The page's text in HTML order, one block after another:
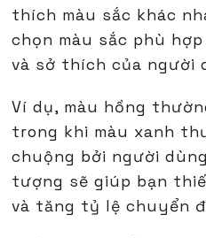
thích màu sắc khác
chọn màu sắc phù
và sở thích của người
Ví dụ, màu hồng
trong khi màu xanh
chuộng bởi người
tượng sẽ giúp bạn
và tăng tỷ lệ chuyển